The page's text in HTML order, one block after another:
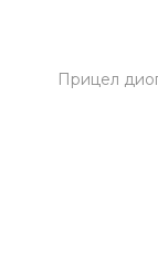
Прицел